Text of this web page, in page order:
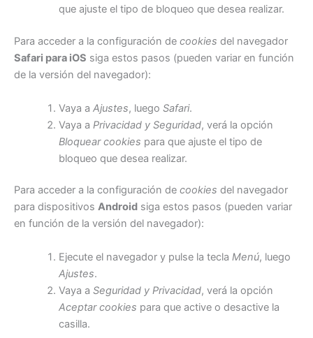
que ajuste el tipo de bloqueo que desea realizar.
Para acceder a la configuración de cookies del navegador
Safari para iOS siga estos pasos (pueden variar en función
de la versión del navegador):
Vaya a Ajustes, luego Safari.
Vaya a Privacidad y Seguridad, verá la opción
Bloquear cookies para que ajuste el tipo de
bloqueo que desea realizar.
Para acceder a la configuración de cookies del navegador
para dispositivos Android siga estos pasos (pueden variar
en función de la versión del navegador):
Ejecute el navegador y pulse la tecla Menú, luego
Ajustes.
Vaya a Seguridad y Privacidad, verá la opción
Aceptar cookies para que active o desactive la
casilla.